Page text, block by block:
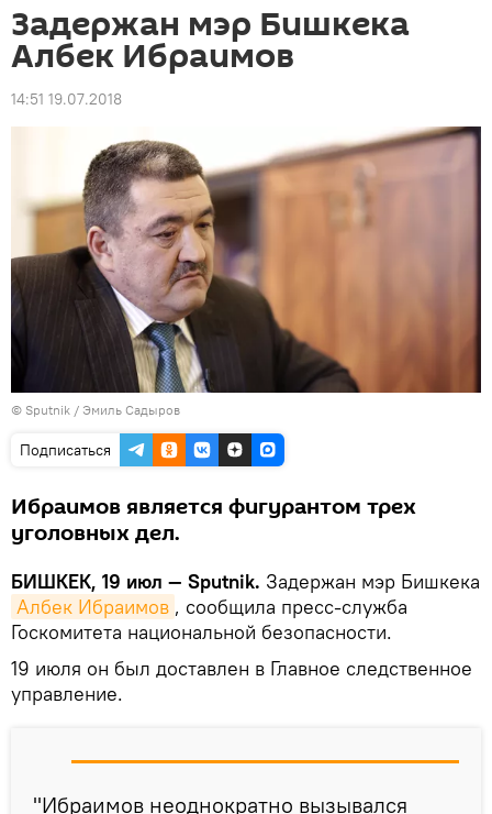
Задержан мэр Бишкека
Албек Ибраимов
14:51 19.07.2018
© Sputnik / Эмиль Садыров
Подписаться
Ибраимов является фигурантом трех
уголовных дел.
БИШКЕК, 19 июл — Sputnik. Задержан мэр Бишкека
Албек Ибраимов , сообщила пресс-служба
Госкомитета национальной безопасности.
19 июля он был доставлен в Главное следственное
управление.
"Ибраимов неоднократно вызывался